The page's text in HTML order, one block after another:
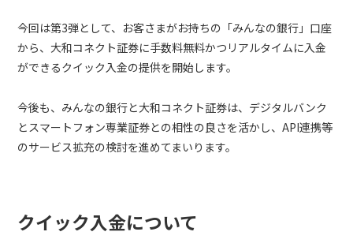
今回は第3弾として、お客さまがお持ちの「みんなの銀行」口座
から、大和コネクト証券に手数料無料かつリアルタイムに入金
ができるクイック入金の提供を開始します。
今後も、みんなの銀行と大和コネクト証券は、デジタルバンク
とスマートフォン専業証券との相性の良さを活かし、API連携等
のサービス拡充の検討を進めてまいります。
クイック入金について